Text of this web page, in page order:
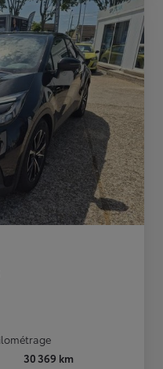
30 369 km